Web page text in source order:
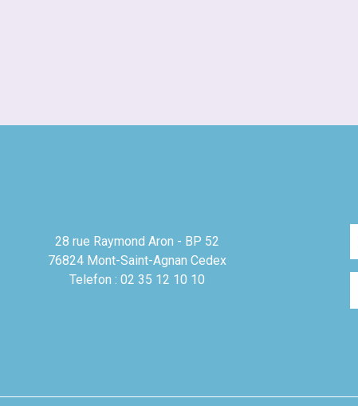
28 rue Raymond Aron - BP 52
76824 Mont-Saint-Agnan Cedex
Telefon : 02 35 12 10 10